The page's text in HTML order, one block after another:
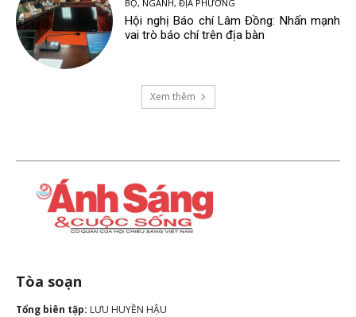
BỘ, NGÀNH, ĐỊA PHƯƠNG
Hội nghị Báo chí Lâm Đồng: Nhấn mạnh
vai trò báo chí trên địa bàn
Xem thêm
Tòa soạn
Tổng biên tập: LƯU HUYỀN HẬU